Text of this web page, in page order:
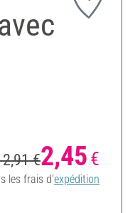
2,91 €2,45 €
les frais d'expédition